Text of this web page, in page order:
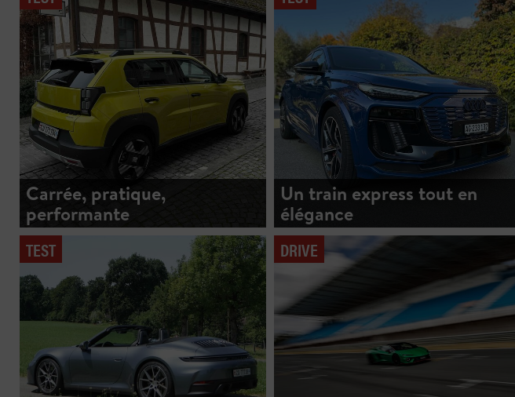
Carrée, pratique,
performante
Un train express tout en
élégance
TEST DRIVE